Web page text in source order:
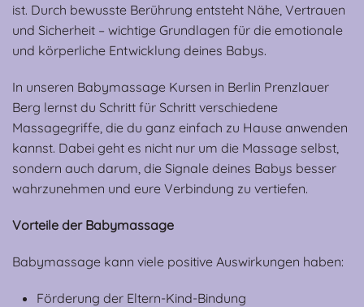
ist. Durch bewusste Berührung entsteht Nähe, Vertrauen
und Sicherheit – wichtige Grundlagen für die emotionale
und körperliche Entwicklung deines Babys.
In unseren Babymassage Kursen in Berlin Prenzlauer
Berg lernst du Schritt für Schritt verschiedene
Massagegriffe, die du ganz einfach zu Hause anwenden
kannst. Dabei geht es nicht nur um die Massage selbst,
sondern auch darum, die Signale deines Babys besser
wahrzunehmen und eure Verbindung zu vertiefen.
Vorteile der Babymassage
Babymassage kann viele positive Auswirkungen haben:
Förderung der Eltern-Kind-Bindung